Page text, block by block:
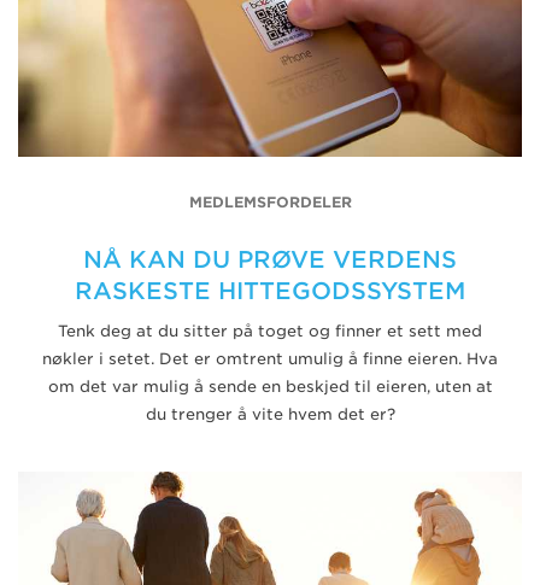
MEDLEMSFORDELER
NÅ KAN DU PRØVE VERDENS
RASKESTE HITTEGODSSYSTEM
Tenk deg at du sitter på toget og finner et sett med
nøkler i setet. Det er omtrent umulig å finne eieren. Hva
om det var mulig å sende en beskjed til eieren, uten at
du trenger å vite hvem det er?